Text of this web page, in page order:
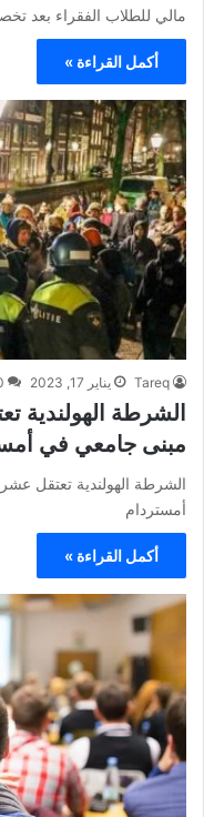
مالي للطلاب الفقراء بعد تخصيص
أكمل القراءة »
Tareq يناير 17, 2023
الشرطة الهولندية
مبنى جامعي في
الشرطة الهولندية تعتقل
أمستردام
أكمل القراءة »